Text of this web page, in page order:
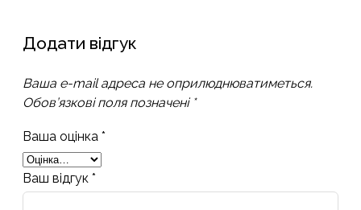
Додати відгук
Ваша e-mail адреса не оприлюднюватиметься.
Обов’язкові поля позначені *
Ваша оцінка *
Ваш відгук *